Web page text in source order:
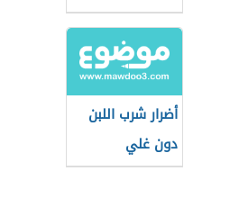
البروتين
أضرار شرب اللبن
دون غلي